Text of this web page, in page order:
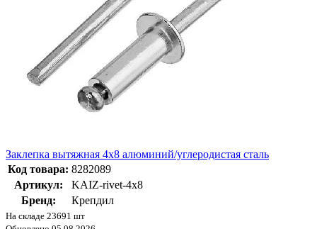
Заклепка вытяжная 4х8 алюминий/углеродистая сталь
Код товара: 8282089
Артикул:
KAIZ-rivet-4х8
Бренд:
Крепдил
На складе 23691 шт